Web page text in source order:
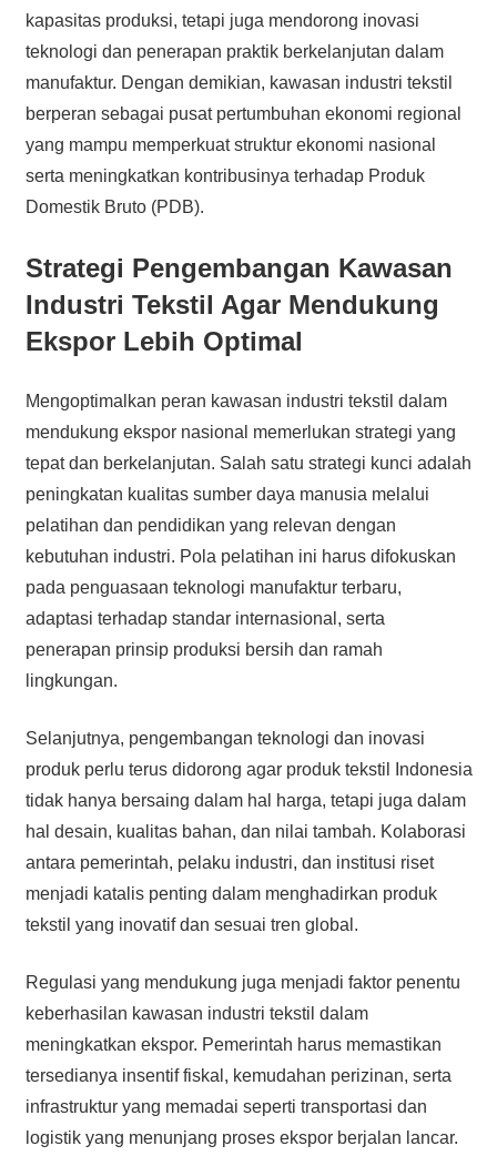
kapasitas produksi, tetapi juga mendorong inovasi
teknologi dan penerapan praktik berkelanjutan dalam
manufaktur. Dengan demikian, kawasan industri tekstil
berperan sebagai pusat pertumbuhan ekonomi regional
yang mampu memperkuat struktur ekonomi nasional
serta meningkatkan kontribusinya terhadap Produk
Domestik Bruto (PDB).
Strategi Pengembangan Kawasan
Industri Tekstil Agar Mendukung
Ekspor Lebih Optimal
Mengoptimalkan peran kawasan industri tekstil dalam
mendukung ekspor nasional memerlukan strategi yang
tepat dan berkelanjutan. Salah satu strategi kunci adalah
peningkatan kualitas sumber daya manusia melalui
pelatihan dan pendidikan yang relevan dengan
kebutuhan industri. Pola pelatihan ini harus difokuskan
pada penguasaan teknologi manufaktur terbaru,
adaptasi terhadap standar internasional, serta
penerapan prinsip produksi bersih dan ramah
lingkungan.
Selanjutnya, pengembangan teknologi dan inovasi
produk perlu terus didorong agar produk tekstil Indonesia
tidak hanya bersaing dalam hal harga, tetapi juga dalam
hal desain, kualitas bahan, dan nilai tambah. Kolaborasi
antara pemerintah, pelaku industri, dan institusi riset
menjadi katalis penting dalam menghadirkan produk
tekstil yang inovatif dan sesuai tren global.
Regulasi yang mendukung juga menjadi faktor penentu
keberhasilan kawasan industri tekstil dalam
meningkatkan ekspor. Pemerintah harus memastikan
tersedianya insentif fiskal, kemudahan perizinan, serta
infrastruktur yang memadai seperti transportasi dan
logistik yang menunjang proses ekspor berjalan lancar.